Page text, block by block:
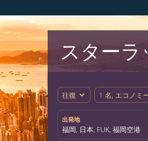
スター
往復 expand_more 1 名, エコノミ
出発地